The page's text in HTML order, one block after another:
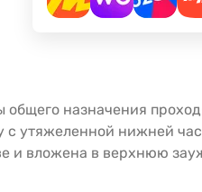
назначения
утяжеленной нижней
и вложена в верхнюю